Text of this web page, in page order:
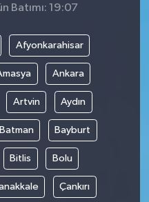
Batımı: 19:07
Afyonkarahisar
Ankara
Artvin Aydın
Batman Bayburt
Bitlis Bolu
Çankırı